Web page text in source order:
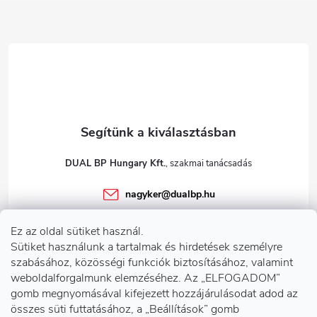
Ez az oldal sütiket használ.
Sütiket használunk a tartalmak és hirdetések személyre
szabásához, közösségi funkciók biztosításához, valamint
weboldalforgalmunk elemzéséhez. Az „ELFOGADOM”
gomb megnyomásával kifejezett hozzájárulásodat adod az
összes süti futtatásához, a „Beállítások” gomb
é
Információk önnek
DUAL BP Hungary Kft.
nagyker@dualbp.hu
dualbp.hu